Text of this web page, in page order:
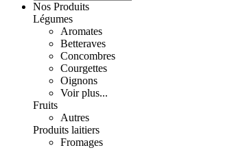
Nos Produits
Légumes
Aromates
Betteraves
Concombres
Courgettes
Oignons
Voir plus...
Fruits
Autres
Produits laitiers
Fromages